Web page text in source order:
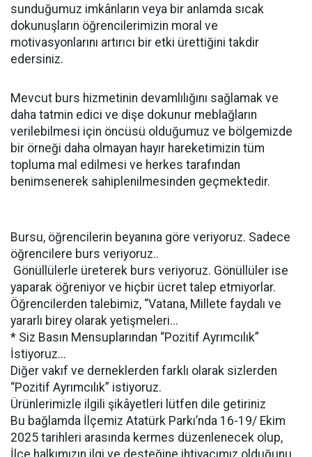
sunduğumuz imkânların veya bir anlamda sıcak
dokunuşların öğrencilerimizin moral ve
motivasyonlarını artırıcı bir etki ürettiğini takdir
edersiniz.
Mevcut burs hizmetinin devamlılığını sağlamak ve
daha tatmin edici ve dişe dokunur meblağların
verilebilmesi için öncüsü olduğumuz ve bölgemizde
bir örneği daha olmayan hayır hareketimizin tüm
topluma mal edilmesi ve herkes tarafından
benimsenerek sahiplenilmesinden geçmektedir.
Bursu, öğrencilerin beyanına göre veriyoruz. Sadece
öğrencilere burs veriyoruz..
Gönüllülerle üreterek burs veriyoruz. Gönüllüler ise
yaparak öğreniyor ve hiçbir ücret talep etmiyorlar.
Öğrencilerden talebimiz, “Vatana, Millete faydalı ve
yararlı birey olarak yetişmeleri...
* Siz Basın Mensuplarından “Pozitif Ayrımcılık”
İstiyoruz...
Diğer vakıf ve derneklerden farklı olarak sizlerden
“Pozitif Ayrımcılık” istiyoruz.
Ürünlerimizle ilgili şikâyetleri lütfen dile getiriniz
Bu bağlamda İlçemiz Atatürk Parkı’nda 16-19/ Ekim
2025 tarihleri arasında kermes düzenlenecek olup,
İlçe halkımızın ilgi ve desteğine ihtiyacımız olduğunu